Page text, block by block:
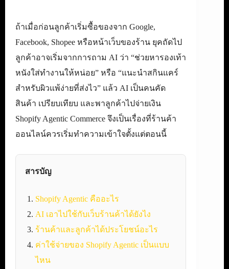
ถ้าเมื่อก่อนลูกค้าเริ่มซื้อของจาก Google,
Facebook, Shopee หรือหน้าเว็บของร้าน ยุคถัดไป
ลูกค้าอาจเริ่มจากการถาม AI ว่า “ช่วยหารองเท้า
หนังใส่ทำงานให้หน่อย” หรือ “แนะนำสกินแคร์
สำหรับผิวแพ้ง่ายที่ส่งไว” แล้ว AI เป็นคนคัด
สินค้า เปรียบเทียบ และพาลูกค้าไปจ่ายเงิน
Shopify Agentic Commerce จึงเป็นเรื่องที่ร้านค้า
ออนไลน์ควรเริ่มทำความเข้าใจตั้งแต่ตอนนี้
สารบัญ
Shopify Agentic คืออะไร
AI เอาไปใช้กับเว็บร้านค้าได้ยังไง
ร้านค้าและลูกค้าได้ประโยชน์อะไร
ค่าใช้จ่ายของ Shopify Agentic เป็นแบบ
ไหน